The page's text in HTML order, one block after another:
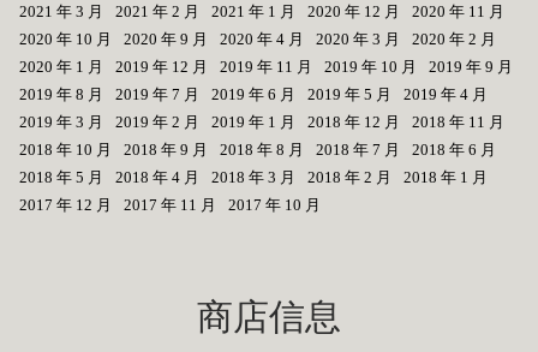
2021 年 3 月
2021 年 2 月 2021 年 1 月 2020 年 12 月
2020 年 11 月
2020 年 10 月
2020 年 9 月 2020 年 4 月 2020 年 3 月
2020 年 2 月
2020 年 1 月
2019 年 12 月 2019 年 11 月 2019 年 10 月
2019 年 9 月
2019 年 8 月
2019 年 7 月 2019 年 6 月 2019 年 5 月
2019 年 4 月
2019 年 3 月
2019 年 2 月 2019 年 1 月 2018 年 12 月
2018 年 11 月
2018 年 10 月
2018 年 9 月 2018 年 8 月 2018 年 7 月
2018 年 6 月
2018 年 5 月
2018 年 4 月 2018 年 3 月 2018 年 2 月
2018 年 1 月
2017 年 12 月
2017 年 11 月 2017 年 10 月
商店信息